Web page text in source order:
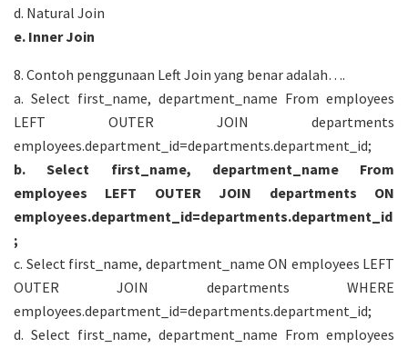
d. Natural Join
e. Inner Join
8. Contoh penggunaan Left Join yang benar adalah….
a. Select first_name, department_name From employees
LEFT OUTER JOIN departments
employees.department_id=departments.department_id;
b. Select first_name, department_name From
employees LEFT OUTER JOIN departments ON
employees.department_id=departments.department_id
;
c. Select first_name, department_name ON employees LEFT
OUTER JOIN departments WHERE
employees.department_id=departments.department_id;
d. Select first_name, department_name From employees